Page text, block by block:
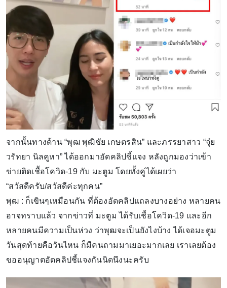
จากนั้นทางด้าน “พุฒ พุฒิชัย เกษตรสิน” และภรรยาสาว “จุ๋ย
วรัทยา นิลคูหา” ได้ออกมาอัดคลิปชี้แจง หลังถูกมองว่าเข้า
ข่ายติดเชื้อโควิด-19 กับ มะตูม โดยทั้งคู่ได้เผยว่า
“สวัสดีครับ/สวัสดีค่ะทุกคน”
พุฒ : ก็เขินๆเหมือนกัน ที่ต้องอัดคลิปแถลงบางอย่าง หลายคน
อาจทราบแล้ว จากข่าวที่ มะตูม ได้รับเชื้อโควิด-19 และอีก
หลายคนมีความเป็นห่วง ว่าพุฒจะเป็นยังไงบ้าง ได้เจอมะตูม
วันสุดท้ายคือวันไหน ก็มีคนถามมาเยอะมากเลย เราเลยต้อง
ขออนุญาตอัดคลิปชี้แจงกันนิดนึงนะครับ